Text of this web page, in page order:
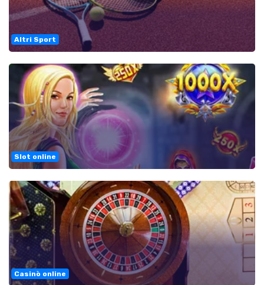
Altri Sport
Slot online
Casinò online